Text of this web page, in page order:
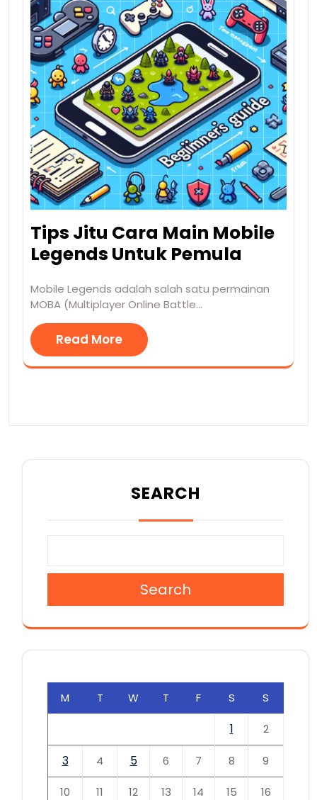
Tips Jitu Cara Main Mobile
Legends Untuk Pemula
Mobile Legends adalah salah satu permainan
MOBA (Multiplayer Online Battle…
Read More
SEARCH
Search
M T W T F S S
1 2
3 4 5 6 7 8 9
10 11 12 13 14 15 16